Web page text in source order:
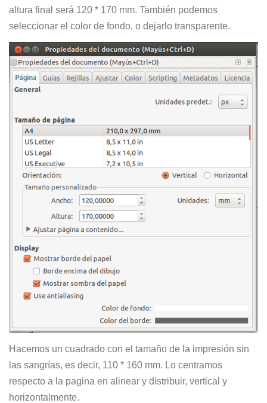
altura final será 120 * 170 mm. También podemos
seleccionar el color de fondo, o dejarlo transparente.
Hacemos un cuadrado con el tamaño de la impresión sin
las sangrías, es decir, 110 * 160 mm. Lo centramos
respecto a la pagina en alinear y distribuir, vertical y
horizontalmente.